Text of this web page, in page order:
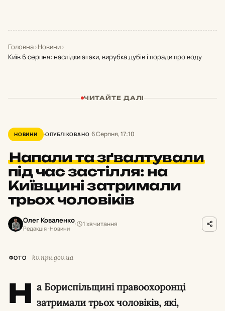
Головна›Новини›
Київ 6 серпня: наслідки атаки, вирубка дубів і поради про воду
ЧИТАЙТЕ ДАЛІ
НОВИНИ ОПУБЛІКОВАНО 6 Серпня, 17:10
Напали та зґвалтували
під час застілля: на
Київщині затримали
трьох чоловіків
Олег Коваленко
Редакція · Новини
1 хв читання
ФОТО kv.npu.gov.ua
Н а Бориспільщині правоохоронці
затримали трьох чоловіків, які,